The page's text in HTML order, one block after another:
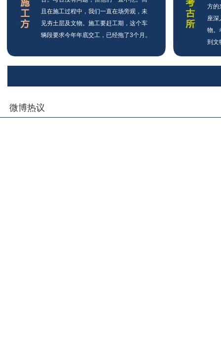
且在施工过程中，我们一直在场旁观，未
见夯土层及文物。施工要赶工期，这个车
辆段要求今年年底交工，已经拖了3个月。
方的
座深
物。
到文
微博热议